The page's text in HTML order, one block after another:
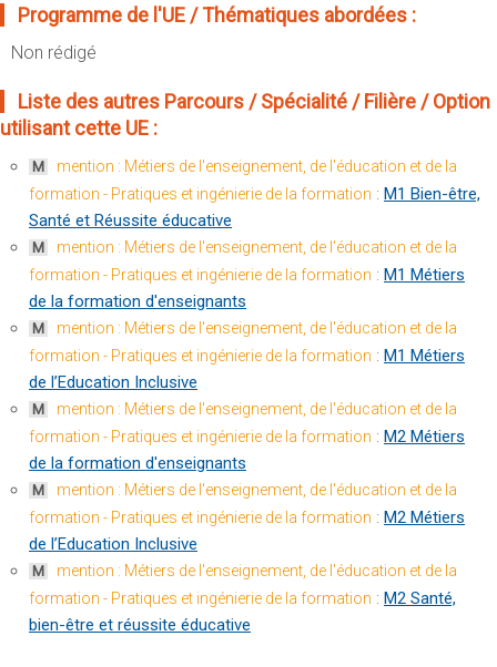
Fermer
Programme de l'UE / Thématiques abordées :
Non rédigé
Liste des autres Parcours / Spécialité / Filière / Option
utilisant cette UE :
M
mention : Métiers de l'enseignement, de l'éducation et de la
formation - Pratiques et ingénierie de la formation : M1 Bien-être,
Santé et Réussite éducative
M
mention : Métiers de l'enseignement, de l'éducation et de la
formation - Pratiques et ingénierie de la formation : M1 Métiers
de la formation d'enseignants
M
mention : Métiers de l'enseignement, de l'éducation et de la
formation - Pratiques et ingénierie de la formation : M1 Métiers
de l’Education Inclusive
M
mention : Métiers de l'enseignement, de l'éducation et de la
formation - Pratiques et ingénierie de la formation : M2 Métiers
de la formation d'enseignants
M
mention : Métiers de l'enseignement, de l'éducation et de la
formation - Pratiques et ingénierie de la formation : M2 Métiers
de l’Education Inclusive
M
mention : Métiers de l'enseignement, de l'éducation et de la
formation - Pratiques et ingénierie de la formation : M2 Santé,
bien-être et réussite éducative